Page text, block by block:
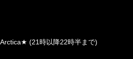
(21時以降22時半まで)